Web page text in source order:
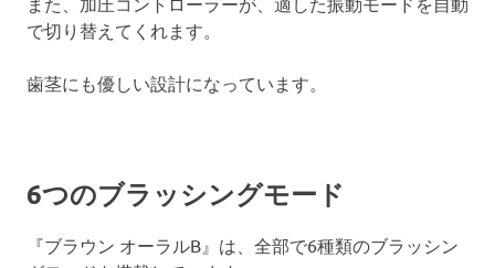
で切り替えてくれます。
歯茎にも優しい設計になっています。
6つのブラッシングモード
『ブラウン オーラルB』は、全部で6種類のブラッシン